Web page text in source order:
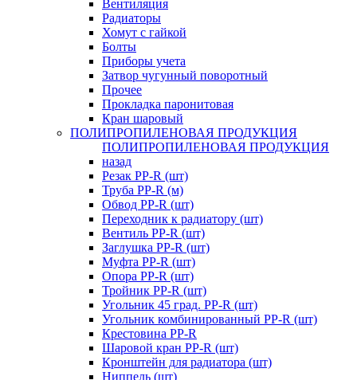
Вентиляция
Радиаторы
Хомут с гайкой
Болты
Приборы учета
Затвор чугунный поворотный
Прочее
Прокладка паронитовая
Кран шаровый
ПОЛИПРОПИЛЕНОВАЯ ПРОДУКЦИЯ
ПОЛИПРОПИЛЕНОВАЯ ПРОДУКЦИЯ
назад
Резак PP-R (шт)
Труба PP-R (м)
Обвод PP-R (шт)
Переходник к радиатору (шт)
Вентиль PP-R (шт)
Заглушка PP-R (шт)
Муфта PP-R (шт)
Опора PP-R (шт)
Тройник PP-R (шт)
Угольник 45 град. PP-R (шт)
Угольник комбинированный PP-R (шт)
Крестовина PP-R
Шаровой кран PP-R (шт)
Кронштейн для радиатора (шт)
Ниппель (шт)